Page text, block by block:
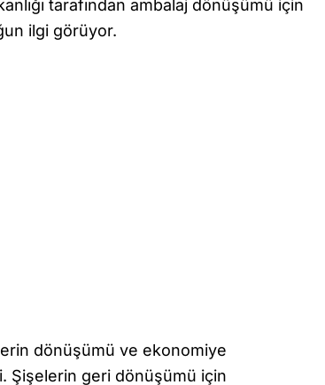
tarafından ambalaj dönüşümü için
ilgi görüyor.
dönüşümü ve ekonomiye
Şişelerin geri dönüşümü için